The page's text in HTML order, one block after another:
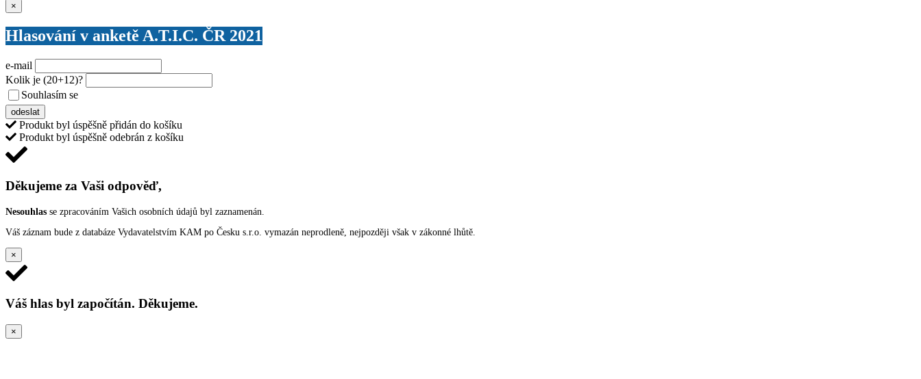
×
Hlasování v anketě A.T.I.C. ČR 2021
e-mail
Kolik je (20+12)?
Souhlasím se
odeslat
Produkt byl úspěšně přidán do košíku
Produkt byl úspěšně odebrán z košíku
Děkujeme za Vaši odpověď,
Nesouhlas se zpracováním Vašich osobních údajů byl zaznamenán.
Váš záznam bude z databáze Vydavatelstvím KAM po Česku s.r.o. vymazán neprodleně, nejpozději však v zákonné lhůtě.
×
Váš hlas byl započítán. Děkujeme.
×